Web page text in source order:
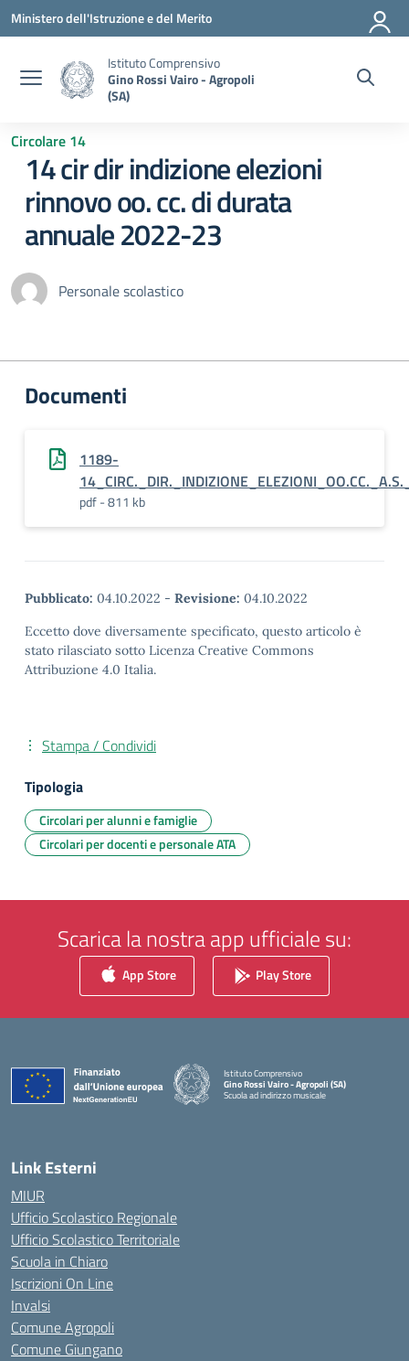
Vai ai contenuti
Vai al menu di navigazione
Vai al footer
Ministero dell'Istruzione e del Merito
Istituto Comprensivo
Gino Rossi Vairo - Agropoli
(SA)
Circolare 14
14 cir dir indizione elezioni
rinnovo oo. cc. di durata
annuale 2022-23
Personale scolastico
Documenti
1189-
pdf - 811 kb
Pubblicato: 04.10.2022 - Revisione: 04.10.2022
Eccetto dove diversamente specificato, questo articolo è
stato rilasciato sotto Licenza Creative Commons
Attribuzione 4.0 Italia.
Stampa / Condividi
Tipologia
Circolari per alunni e famiglie
Circolari per docenti e personale ATA
Scarica la nostra app ufficiale su:
App Store Play Store
Istituto Comprensivo
Gino Rossi Vairo - Agropoli (SA)
Scuola ad indirizzo musicale
Link Esterni
MIUR
Ufficio Scolastico Regionale
Ufficio Scolastico Territoriale
Scuola in Chiaro
Iscrizioni On Line
Invalsi
Comune Agropoli
Comune Giungano